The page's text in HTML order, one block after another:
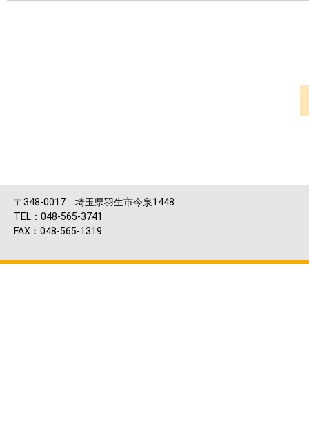
〒348-0017 埼玉県羽生市今泉1448
TEL：048-565-3741
FAX：048-565-1319